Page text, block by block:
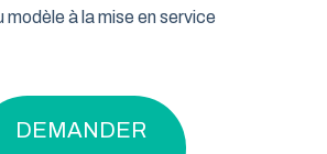
modèle à la mise en service
DEMANDER